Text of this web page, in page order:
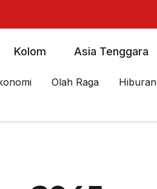
Kolom Asia Tenggara
Olah Raga Hiburan